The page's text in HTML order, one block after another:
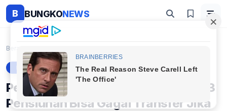
B BUNGKONEWS
Beranda
BERITA
Peringatan Keras Taspen: Gaji ke-13
Pensiunan Bisa Gagal Transfer Jika